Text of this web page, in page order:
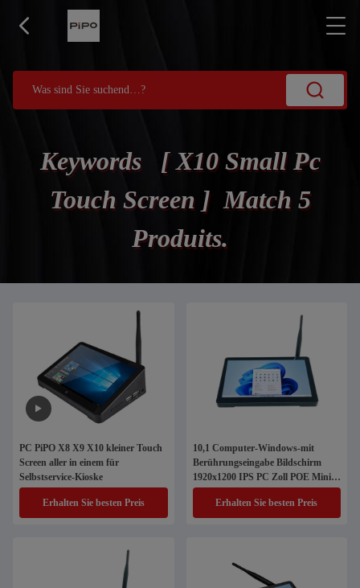
Keywords [ X10 Small Pc
Touch Screen ] Match 5
Produits.
PC PiPO X8 X9 X10 kleiner Touch
Screen aller in einem für
Selbstservice-Kioske
Erhalten Sie besten Preis
10,1 Computer-Windows-mit
Berührungseingabe Bildschirm
1920x1200 IPS PC Zoll POE Mini
All In One
Erhalten Sie besten Preis